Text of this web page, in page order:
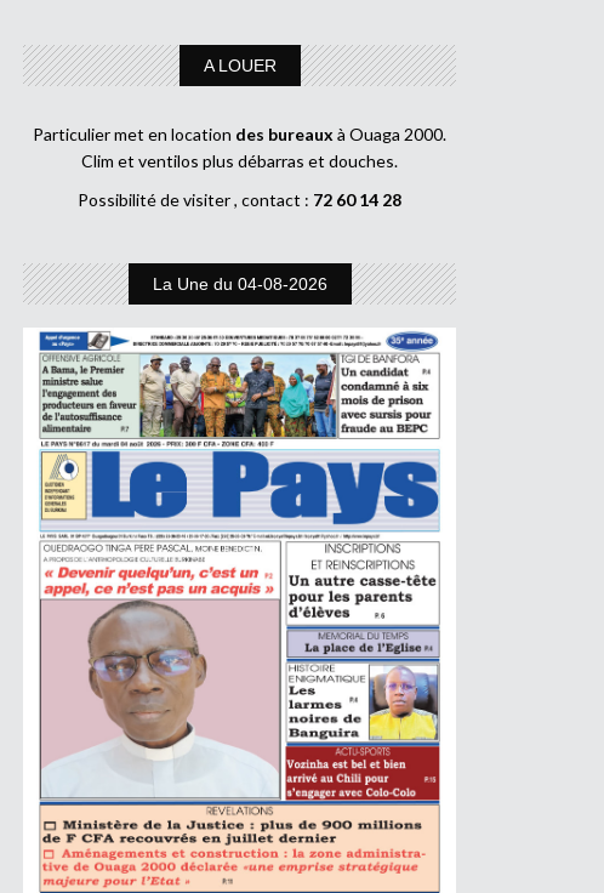
A LOUER
Particulier met en location des bureaux à Ouaga 2000.
Clim et ventilos plus débarras et douches.
Possibilité de visiter , contact : 72 60 14 28
La Une du 04-08-2026